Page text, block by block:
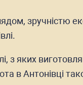
зручністю
з яких
в Антонівці